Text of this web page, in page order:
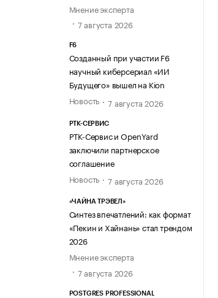
Мнение эксперта
7 августа 2026
F6
Созданный при участии F6
научный киберсериал «ИИ
Будущего» вышел на Kion
Новость
7 августа 2026
РТК-СЕРВИС
РТК-Сервис и OpenYard
заключили партнерское
соглашение
Новость
7 августа 2026
«ЧАЙНА ТРЭВЕЛ»
Синтез впечатлений: как формат
«Пекин и Хайнань» стал трендом
2026
Мнение эксперта
7 августа 2026
POSTGRES PROFESSIONAL